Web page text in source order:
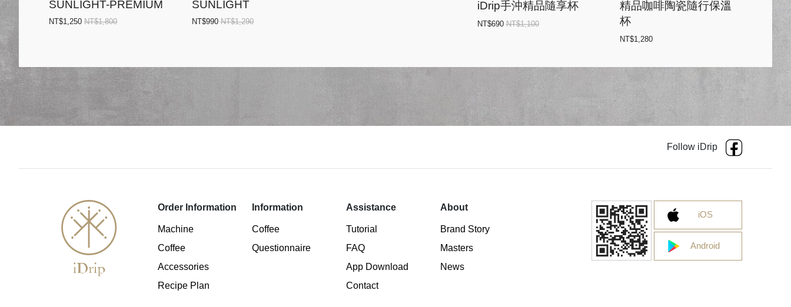
SUNLIGHT-PREMIUM
NT$1,250NT$1,800
SUNLIGHT
NT$990 NT$1,290
iDrip手沖精品隨享杯
NT$690 NT$1,100
精品咖啡陶瓷隨行保溫
杯
NT$1,280
Follow iDrip
Order Information
Machine
Coffee
Accessories
Recipe Plan
Information
Coffee
Questionnaire
Assistance
Tutorial
FAQ
App Download
Contact
About
Brand Story
Masters
News
iOS
Android